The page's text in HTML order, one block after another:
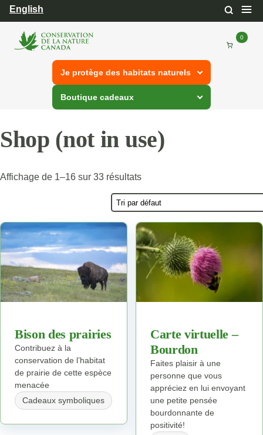
English
Basculer
formulaire
de
menu
de
Je protège des habitats naturels
Boutique cadeaux
Total
0
Shop (not in use)
Affichage de 1–16 sur 33 résultats
Bison des prairies
Contribuez à la
conservation de l’habitat
de prairie de cette espèce
menacée
Cadeaux symboliques
Carte virtuelle –
Bourdon
Faites plaisir à une
personne que vous
appréciez en lui envoyant
une petite pensée
bourdonnante de
positivité!